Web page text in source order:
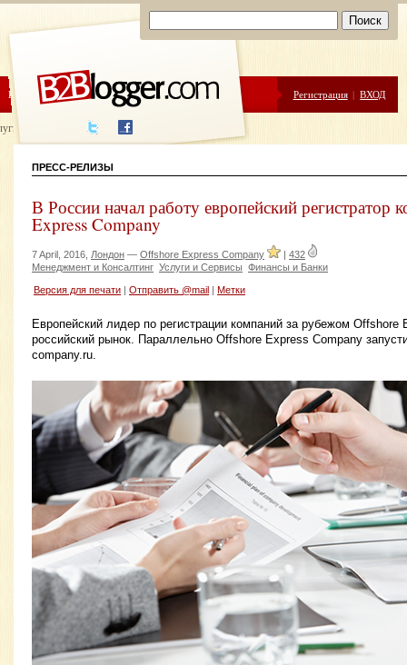
ЦЕНЫ ПОМОЩЬ Регистрация | ВХОД
написания
ПРЕСС-РЕЛИЗЫ
В России начал работу европейский регистратор
Express Company
7 April, 2016, Лондон — Offshore Express Company | 432
Менеджмент и Консалтинг Услуги и Сервисы Финансы и Банки
Версия для печати Отправить @mail Метки
Европейский лидер по регистрации компаний за рубежом
российский рынок. Параллельно Offshore Express Company
company.ru.